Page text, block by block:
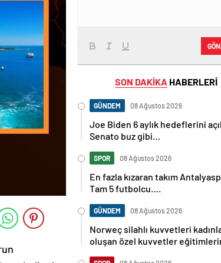
SON DAKİKA HABERLERİ
GÜNDEM 08 Ağustos 2026
Joe Biden 6 aylık hedeflerini
Senato buz gibi…
SPOR 08 Ağustos 2026
En fazla kızaran takım
Tam 5 futbolcu….
GÜNDEM 08 Ağustos 2026
Norweç silahlı kuvvetleri
oluşan özel kuvvetler